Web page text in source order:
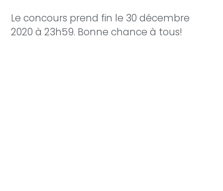
Le concours prend fin le 30 décembre
2020 à 23h59. Bonne chance à tous!